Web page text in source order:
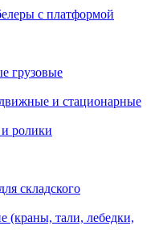
с платформой
грузовые
и стационарные
ролики
складского
(краны, тали, лебедки,